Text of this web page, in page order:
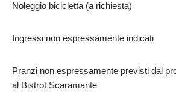
Noleggio bicicletta (a richiesta)
Ingressi non espressamente indicati
Pranzi non espressamente previsti dal
al Bistrot Scaramante